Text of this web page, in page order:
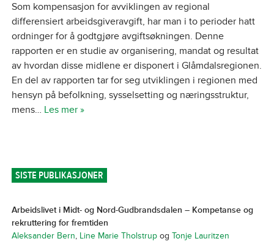
Som kompensasjon for avviklingen av regional
differensiert arbeidsgiveravgift, har man i to perioder hatt
ordninger for å godtgjøre avgiftsøkningen. Denne
rapporten er en studie av organisering, mandat og resultat
av hvordan disse midlene er disponert i Glåmdalsregionen.
En del av rapporten tar for seg utviklingen i regionen med
hensyn på befolkning, sysselsetting og næringsstruktur,
mens… Les mer »
SISTE PUBLIKASJONER
Arbeidslivet i Midt- og Nord-Gudbrandsdalen – Kompetanse og
rekruttering for fremtiden
Aleksander Bern, Line Marie Tholstrupog Tonje Lauritzen